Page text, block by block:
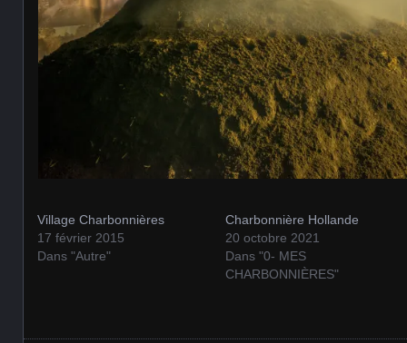
Village Charbonnières
17 février 2015
Dans "Autre"
Charbonnière Hollande
20 octobre 2021
Dans "0- MES
CHARBONNIÈRES"